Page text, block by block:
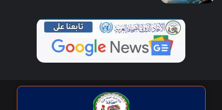
حقوق النشر © | جميع الحقوق محفوظة للاتحاد الدولى للصحافة العربية
2026